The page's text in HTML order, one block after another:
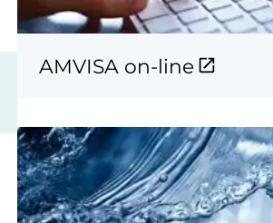
AMVISA on-line